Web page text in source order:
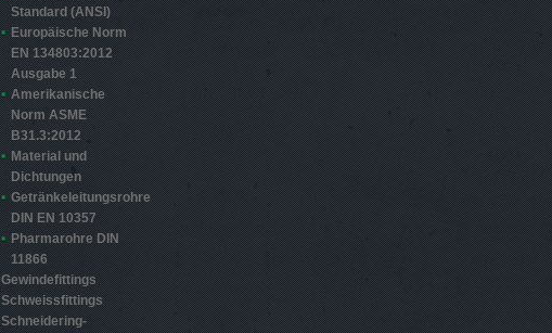
Standard (ANSI)
Europäische Norm
EN 13480­3:2012
Ausgabe 1
Amerikanische
Norm ASME
B31.3:2012
Material und
Dichtungen
Getränkeleitungsrohre
DIN EN 10357
Pharmarohre DIN
11866
Gewindefittings
Schweissfittings
Schneidering-